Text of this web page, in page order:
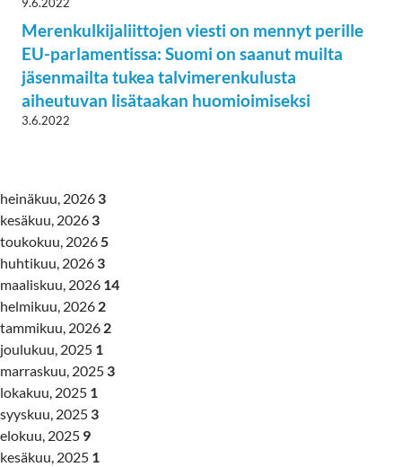
Merenkulkijaliittojen viesti on mennyt perille
EU-parlamentissa: Suomi on saanut muilta
jäsenmailta tukea talvimerenkulusta
aiheutuvan lisätaakan huomioimiseksi
3.6.2022
heinäkuu, 2026 3
kesäkuu, 2026 3
toukokuu, 20265
huhtikuu, 2026 3
maaliskuu, 2026 14
helmikuu, 2026 2
tammikuu, 2026 2
joulukuu, 2025 1
marraskuu, 2025 3
lokakuu, 2025 1
syyskuu, 2025 3
elokuu, 2025 9
kesäkuu, 2025 1